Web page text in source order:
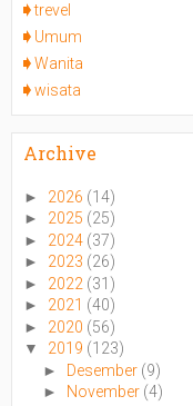
trevel
Umum
Wanita
wisata
Archive
► 2026 (14)
► 2025 (25)
► 2024 (37)
► 2023 (26)
► 2022 (31)
► 2021 (40)
► 2020 (56)
▼ 2019 (123)
► Desember (9)
►
November (4)